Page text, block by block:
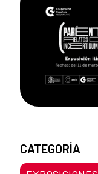
CATEGORÍA